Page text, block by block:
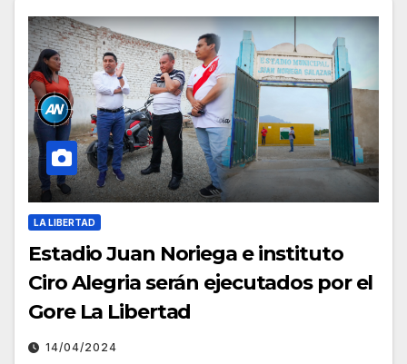
LA LIBERTAD
Estadio Juan Noriega e instituto
Ciro Alegria serán ejecutados por el
Gore La Libertad
14/04/2024